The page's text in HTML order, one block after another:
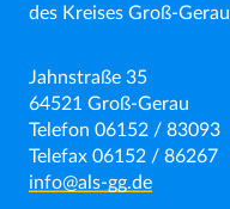
des Kreises Groß-Gerau
Jahnstraße 35
64521 Groß-Gerau
Telefon 06152 / 83093
Telefax 06152 / 86267
info@als-gg.de